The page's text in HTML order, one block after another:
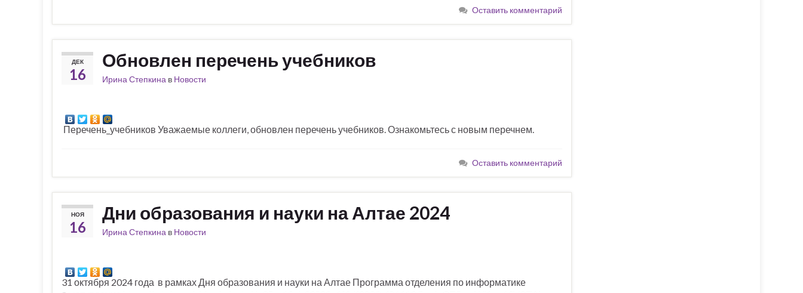
Оставить комментарий
ДЕК
16
Обновлен перечень учебников
Ирина Степкина в Новости
Перечень_учебников Уважаемые коллеги, обновлен перечень учебников. Ознакомьтесь с новым перечнем.
Оставить комментарий
НОЯ
16
Дни образования и науки на Алтае 2024
Ирина Степкина в Новости
31 октября 2024 года в рамках Дня образования и науки на Алтае Программа отделения по информатике